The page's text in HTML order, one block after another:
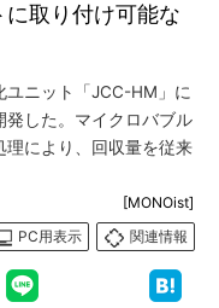
取り付け可能な
ユニット「JCC-HM」に
した。マイクロバブル
理により、回収量を従来
[MONOist]
PC用表示
関連情報